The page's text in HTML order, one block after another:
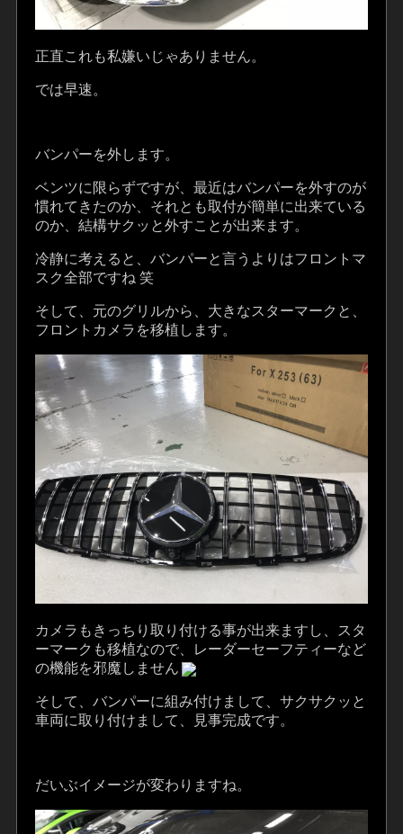
正直これも私嫌いじゃありません。
では早速。
バンパーを外します。
ベンツに限らずですが、最近はバンパーを外すのが
慣れてきたのか、それとも取付が簡単に出来ている
のか、結構サクッと外すことが出来ます。
冷静に考えると、バンパーと言うよりはフロントマ
スク全部ですね 笑
そして、元のグリルから、大きなスターマークと、
フロントカメラを移植します。
カメラもきっちり取り付ける事が出来ますし、スタ
ーマークも移植なので、レーダーセーフティーなど
の機能を邪魔しません
そして、バンパーに組み付けまして、サクサクッと
車両に取り付けまして、見事完成です。
だいぶイメージが変わりますね。